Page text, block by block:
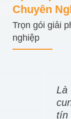
Chuyên
Trọn gói giải
nghiệp
tín